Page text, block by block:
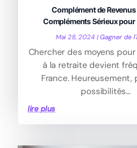
Complément de
Compléments Sérieux pour
Mai 28, 2024|Gagner de
Chercher des moyens
à la retraite devient
France. Heureusement,
possibilités...
lire plus